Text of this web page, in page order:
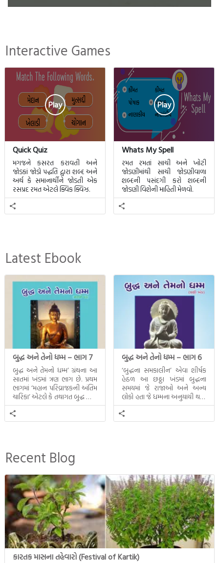
Interactive Games
Play
Quick Quiz
મગજને કસરત કરાવતી અને
જોડકાં જોડો પદ્ધતિ દ્વારા શબ્દ અને
અર્થ કે સમાનાર્થીને જોડતી એક
રસપ્રદ રમત એટલે ક્વિક ક્વિઝ.
Play
Whats My Spell
રમત રમતાં સાચી અને ખોટી
જોડણીમાંથી સાચી જોડણીવાળા
શબ્દની પસંદગી કરો શબ્દની
જોડણી વિશેની માહિતી મેળવો.
Latest Ebook
બુદ્ધ અને તેનો ધમ્મ – ભાગ 7
બુદ્ધ અને તેમનો ધમ્મ’ ગ્રંથના આ
સાતમાં ખંડમાં ત્રણ ભાગ છે. પ્રથમ
ભાગમાં ‘મહાન પરિવ્રાજકની અંતિમ
ચારિકા’ એટલે કે તથાગત બુદ્ધ સાથે
સતત પરિભ્રમણ કરતા સહચારીઓ
સાથે ફરી એકવારની
મુલાકાત, બીજા ભાગમાં તથાગતે
ઉત્તરાધિકારી તરીકે સ્થાપે છે તે
દૃશ્યો અંકિત થયાં છે. ટૂંકમાં બુદ્ધનાં
જીવનના અંતિમ દિવસોની યાત્રાનો
પરિપાક જોવા મળે […]
બુદ્ધ અને તેનો ધમ્મ – ભાગ 6
‘બુદ્ધના સમકાલીન’ એવા શીર્ષક
હેઠળ આ છઠ્ઠા ખંડમાં બુદ્ધના
સમયમાં જે રાજાઓ અને અન્ય
લોકો હતા જે ધમ્મના અનુયાયી થયા.
તેમનો અને બુદ્ધ વચ્ચે થયેલો
સત્સંગ વીશે જાણકારી મળે છે.
Recent Blog
કારતક માસના તહેવારો (Festival of Kartik)